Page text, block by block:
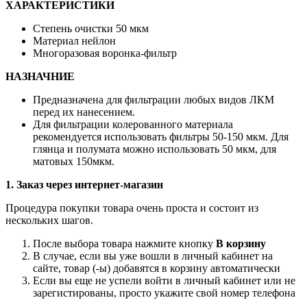
Цена за шт
скидка от суммы заказа
870 ₽
от 10 т.р.
от 35 т.р.
от 150 т.р.
805₽
Варианты цен
Розничная цена
₽